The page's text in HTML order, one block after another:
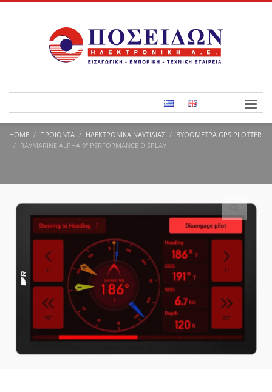
HOME ΠΡΟΪΌΝΤΑ ΗΛΕΚΤΡΟΝΙΚΆ ΝΑΥΤΙΛΊΑΣ
ΒΥΘΌΜΕΤΡΑ GPS PLOTTER
RAYMARINE ALPHA 9″ PERFORMANCE DISPLAY